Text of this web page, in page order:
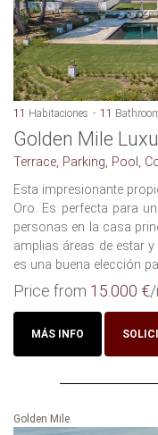
11 Habitaciones 11
Golden Mile
Terrace, Parking, Pool,
Esta impresionante
Oro. Es perfecta para
personas en la casa
amplias áreas de estar
es una buena elección
Price from 15.000 €
MÁS INFO
Golden Mile